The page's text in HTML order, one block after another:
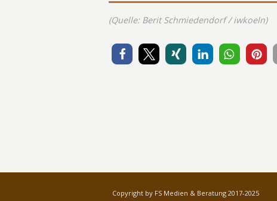
(Quelle: Berit Schmiedendorf / iwkoeln)
Copyright by FS Medien & Beratung 2017-2025